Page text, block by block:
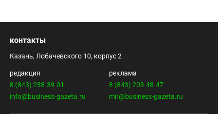
контакты
Казань, Лобачевского 10, корпус 2
редакция
8 (843) 238-39-01
info@business-gazeta.ru
реклама
8 (843) 203-48-47
mir@business-gazeta.ru